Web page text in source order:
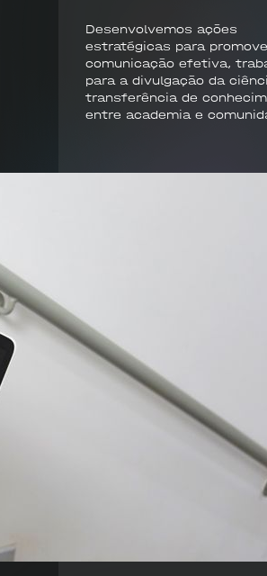
Desenvolvemos ações
estratégicas para
comunicação efetiva,
para a divulgação da
transferência de
entre academia e